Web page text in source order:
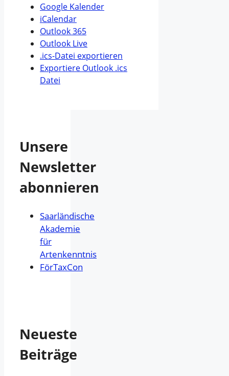
Google Kalender
iCalendar
Outlook 365
Outlook Live
.ics-Datei exportieren
Exportiere Outlook .ics
Datei
Unsere
Newsletter
abonnieren
Saarländische
Akademie
für
Artenkenntnis
FörTaxCon
Neueste
Beiträge